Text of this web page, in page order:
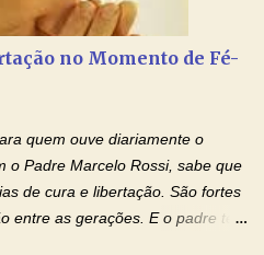
que sofrem com as
CORAÇÃO DE JESUS E NO
no Momento de Fé-
quem ouve diariamente o
o Padre Marcelo Rossi, sabe que
de cura e libertação. São fortes
entre as gerações. E o padre tem